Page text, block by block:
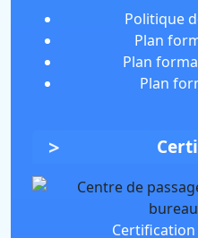
Politique
Plan
Plan
Plan
Certification